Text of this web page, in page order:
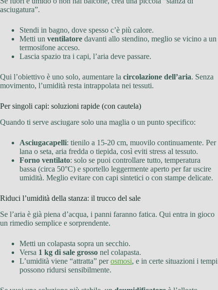
asciugatura”.
Stendi in bagno, dove spesso c’è più calore.
Metti un ventilatore davanti allo stendino, meglio se vicino a un
termosifone acceso.
Lascia spazio tra i capi, l’aria deve passare.
Qui l’obiettivo è uno solo, aumentare la circolazione dell’aria. Senza
movimento, l’umidità resta intrappolata nei tessuti.
Per singoli capi: soluzioni rapide (con cautela)
Quando ti serve asciugare solo una maglia o un punto specifico:
Asciugacapelli: tienilo a 15-20 cm, muovilo continuamente. Per
lana o seta, aria fredda o tiepida, così eviti stress al tessuto.
Forno ventilato: solo se puoi controllare tutto, temperatura
bassa (circa 50°C) e sportello leggermente aperto per far uscire
umidità. Meglio evitare con capi sintetici o con stampe delicate.
Riduci l’umidità della stanza: il trucco del sale
Se l’aria è già piena d’acqua, i panni faranno fatica. Qui entra in gioco
un rimedio semplice e sorprendente.
Metti un colapasta sopra un secchio.
Versa 1 kg di sale grosso nel colapasta.
L’umidità viene “attratta” perosmosi, e in certe situazioni i tempi
possono ridursi sensibilmente.